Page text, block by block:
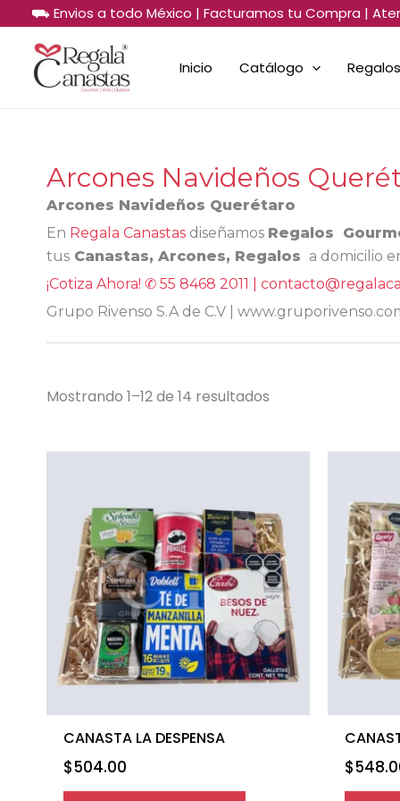
al
contenido
⛟ Envios a todo México | Facturamos tu Compra |
Inicio Catálogo
Arcones Navideños
Arcones Navideños Querétaro
En Regala Canastas diseñamos Regalos
tus Canastas, Arcones, Regalos a domicilio
¡Cotiza Ahora! ✆ 55 8468 2011 |
Grupo Rivenso S.A de C.V |
Mostrando 1–12 de 14 resultados
Sorted
by
to
high
CANASTA LA DESPENSA
$504.00 $